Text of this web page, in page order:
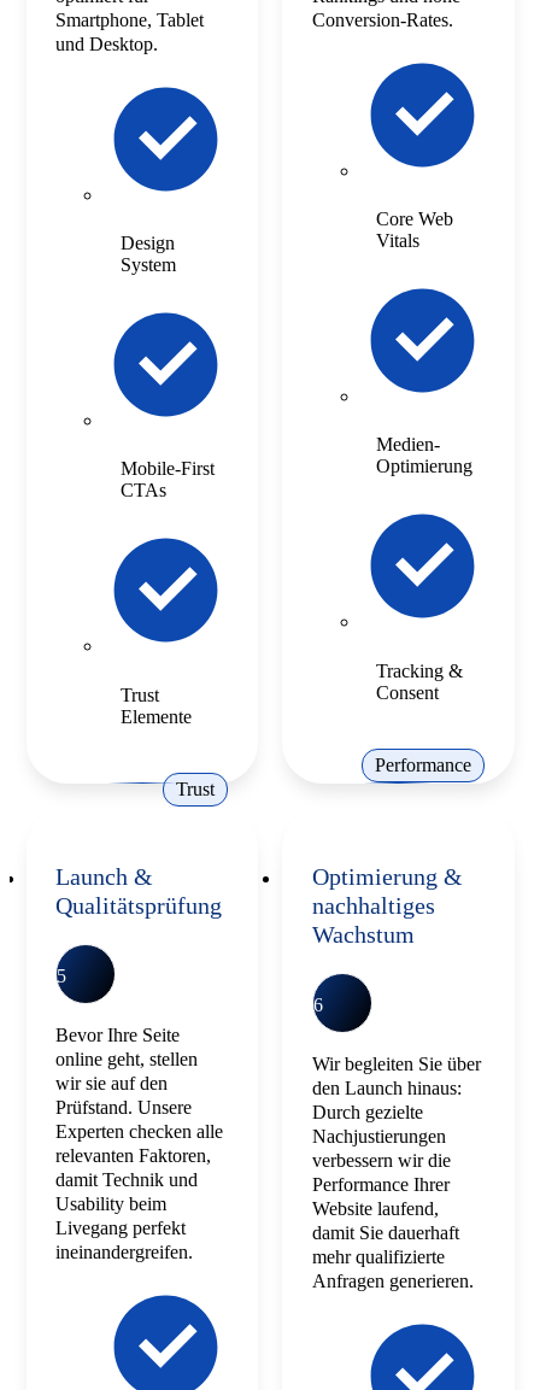
Smartphone, Tablet
und Desktop.
Design
System
Mobile-First
CTAs
Trust
Elemente
Trust
Conversion-Rates.
Core Web
Vitals
Medien-
Optimierung
Tracking &
Consent
Performance
Launch &
Qualitätsprüfung
5
Bevor Ihre Seite
online geht, stellen
wir sie auf den
Prüfstand. Unsere
Experten checken alle
relevanten Faktoren,
damit Technik und
Usability beim
Livegang perfekt
ineinandergreifen.
Optimierung &
nachhaltiges
Wachstum
6
Wir begleiten Sie über
den Launch hinaus:
Durch gezielte
Nachjustierungen
verbessern wir die
Performance Ihrer
Website laufend,
damit Sie dauerhaft
mehr qualifizierte
Anfragen generieren.